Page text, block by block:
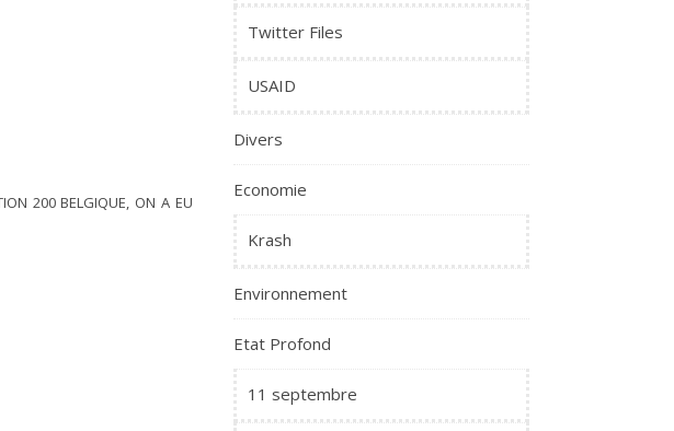
200 BELGIQUE, ON A EU
Twitter Files
USAID
Divers
Economie
Krash
Environnement
Etat Profond
11 septembre